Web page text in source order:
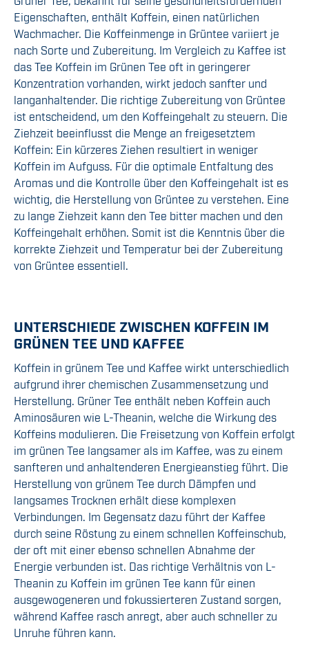
Eigenschaften, enthält Koffein, einen natürlichen
Wachmacher. Die Koffeinmenge in Grüntee variiert je
nach Sorte und Zubereitung. Im Vergleich zu Kaffee ist
das Tee Koffein im Grünen Tee oft in geringerer
Konzentration vorhanden, wirkt jedoch sanfter und
langanhaltender. Die richtige Zubereitung von Grüntee
ist entscheidend, um den Koffeingehalt zu steuern. Die
Ziehzeit beeinflusst die Menge an freigesetztem
Koffein: Ein kürzeres Ziehen resultiert in weniger
Koffein im Aufguss. Für die optimale Entfaltung des
Aromas und die Kontrolle über den Koffeingehalt ist es
wichtig, die Herstellung von Grüntee zu verstehen. Eine
zu lange Ziehzeit kann den Tee bitter machen und den
Koffeingehalt erhöhen. Somit ist die Kenntnis über die
korrekte Ziehzeit und Temperatur bei der Zubereitung
von Grüntee essentiell.
UNTERSCHIEDE ZWISCHEN KOFFEIN IM
GRÜNEN TEE UND KAFFEE
Koffein in grünem Tee und Kaffee wirkt unterschiedlich
aufgrund ihrer chemischen Zusammensetzung und
Herstellung. Grüner Tee enthält neben Koffein auch
Aminosäuren wie L-Theanin, welche die Wirkung des
Koffeins modulieren. Die Freisetzung von Koffein erfolgt
im grünen Tee langsamer als im Kaffee, was zu einem
sanfteren und anhaltenderen Energieanstieg führt. Die
Herstellung von grünem Tee durch Dämpfen und
langsames Trocknen erhält diese komplexen
Verbindungen. Im Gegensatz dazu führt der Kaffee
durch seine Röstung zu einem schnellen Koffeinschub,
der oft mit einer ebenso schnellen Abnahme der
Energie verbunden ist. Das richtige Verhältnis von L-
Theanin zu Koffein im grünen Tee kann für einen
ausgewogeneren und fokussierteren Zustand sorgen,
während Kaffee rasch anregt, aber auch schneller zu
Unruhe führen kann.